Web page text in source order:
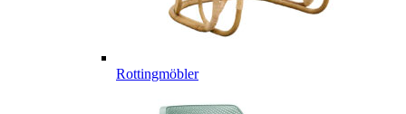
Rottingmöbler